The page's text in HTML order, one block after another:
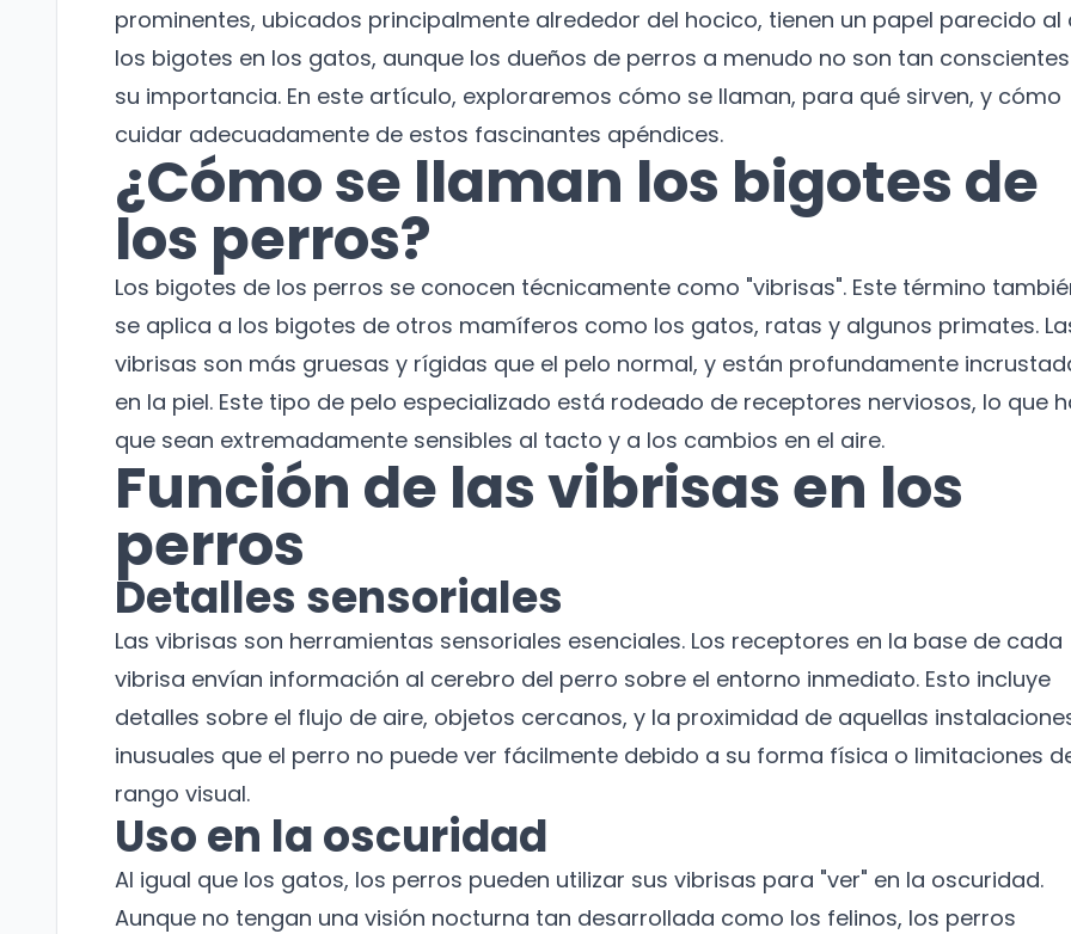
prominentes, ubicados principalmente alrededor del hocico, tienen un papel parecido al
los bigotes en los gatos, aunque los dueños de perros a menudo no son tan
su importancia. En este artículo, exploraremos cómo se llaman, para qué sirven, y cómo
cuidar adecuadamente de estos fascinantes apéndices.
¿Cómo se llaman los bigotes de
los perros?
Los bigotes de los perros se conocen técnicamente como "vibrisas". Este término
se aplica a los bigotes de otros mamíferos como los gatos, ratas y algunos primates.
vibrisas son más gruesas y rígidas que el pelo normal, y están profundamente
en la piel. Este tipo de pelo especializado está rodeado de receptores nerviosos, lo que
que sean extremadamente sensibles al tacto y a los cambios en el aire.
Función de las vibrisas en los
perros
Detalles sensoriales
Las vibrisas son herramientas sensoriales esenciales. Los receptores en la base de cada
vibrisa envían información al cerebro del perro sobre el entorno inmediato. Esto incluye
detalles sobre el flujo de aire, objetos cercanos, y la proximidad de aquellas
inusuales que el perro no puede ver fácilmente debido a su forma física o limitaciones
rango visual.
Uso en la oscuridad
Al igual que los gatos, los perros pueden utilizar sus vibrisas para "ver" en la oscuridad.
Aunque no tengan una visión nocturna tan desarrollada como los felinos, los perros